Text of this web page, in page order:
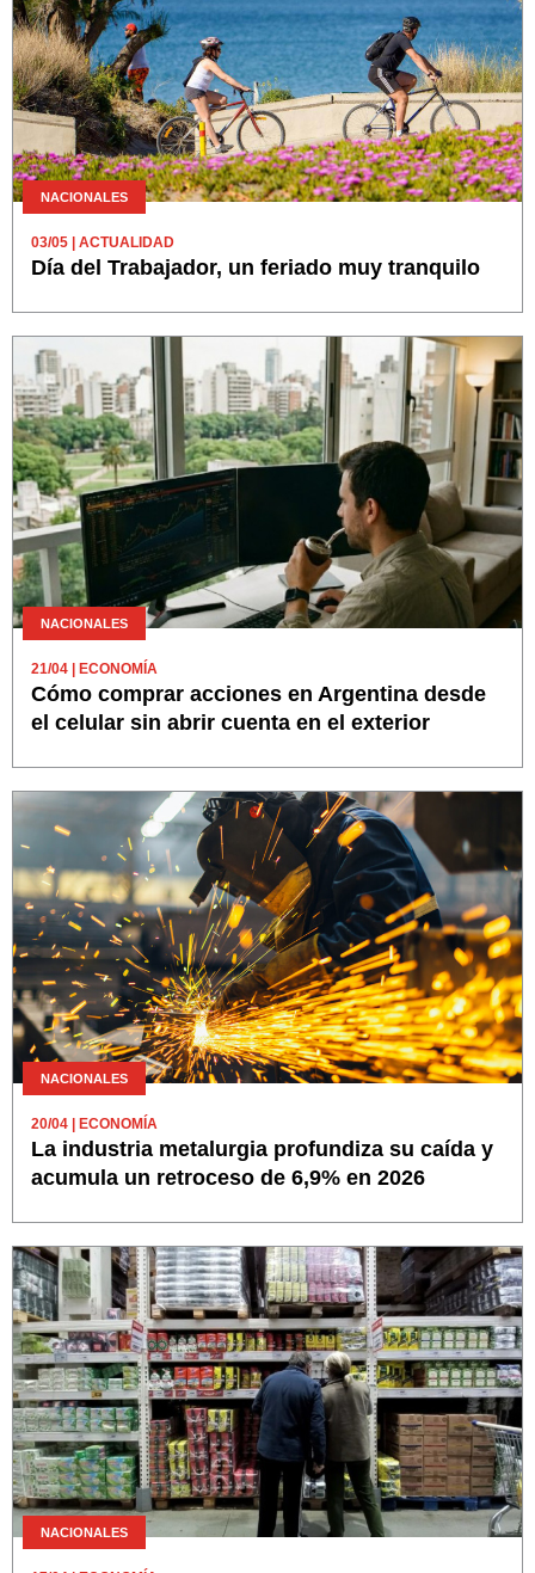
NACIONALES
03/05 | ACTUALIDAD
Día del Trabajador, un feriado muy tranquilo
NACIONALES
21/04 | ECONOMÍA
Cómo comprar acciones en Argentina desde
el celular sin abrir cuenta en el exterior
NACIONALES
20/04 | ECONOMÍA
La industria metalurgia profundiza su caída y
acumula un retroceso de 6,9% en 2026
NACIONALES